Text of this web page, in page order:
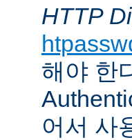
HTTP
해야 한
어서 사